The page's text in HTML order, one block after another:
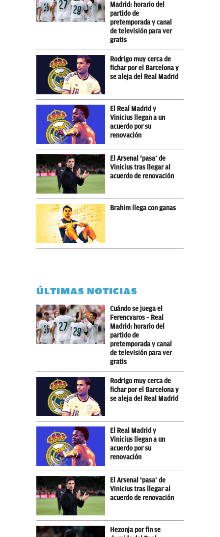
Madrid: horario del
partido de
pretemporada y canal
de televisión para ver
gratis
Rodrigo muy cerca de
fichar por el Barcelona y
se aleja del Real Madrid
El Real Madrid y
Vinicius llegan a un
acuerdo por su
renovación
El Arsenal ‘pasa’ de
Vinicius tras llegar al
acuerdo de renovación
Brahim llega con ganas
ÚLTIMAS NOTICIAS
Cuándo se juega el
Ferencvaros – Real
Madrid: horario del
partido de
pretemporada y canal
de televisión para ver
gratis
Rodrigo muy cerca de
fichar por el Barcelona y
se aleja del Real Madrid
El Real Madrid y
Vinicius llegan a un
acuerdo por su
renovación
El Arsenal ‘pasa’ de
Vinicius tras llegar al
acuerdo de renovación
Hezonja por fin se